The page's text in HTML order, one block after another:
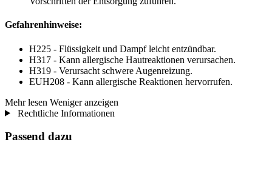
Gefahrenhinweise:
H225 - Flüssigkeit und Dampf leicht entzündbar.
H317 - Kann allergische Hautreaktionen verursachen.
H319 - Verursacht schwere Augenreizung.
EUH208 - Kann allergische Reaktionen hervorrufen.
Mehr lesen Weniger anzeigen
Rechtliche Informationen
Passend dazu